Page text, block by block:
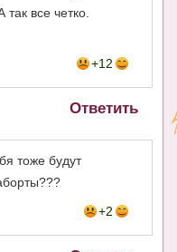
все четко.
+12
Ответить
тоже будут
+2